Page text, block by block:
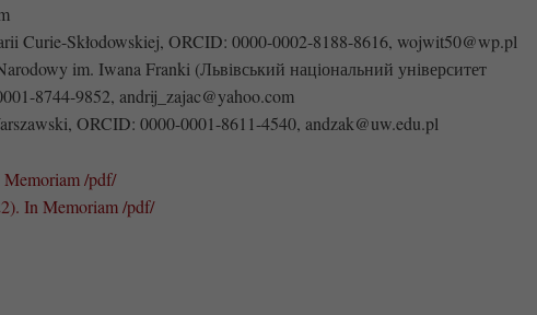
Curie-Skłodowskiej, ORCID: 0000-0002-8188-8616, wojwit50@wp.pl
im. Iwana Franki (Львівський національний університет
8744-9852, andrij_zajac@yahoo.com
ORCID: 0000-0001-8611-4540, andzak@uw.edu.pl
/pdf/
In Memoriam /pdf/